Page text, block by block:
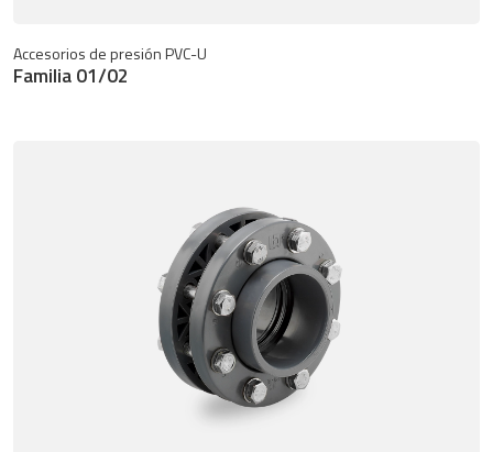
Accesorios de presión PVC-U
Familia 01/02